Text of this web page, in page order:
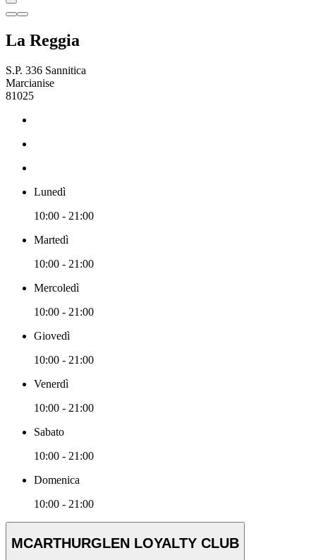
La Reggia
S.P. 336 Sannitica
Marcianise
81025
Lunedì
10:00 - 21:00
Martedì
10:00 - 21:00
Mercoledì
10:00 - 21:00
Giovedì
10:00 - 21:00
Venerdì
10:00 - 21:00
Sabato
10:00 - 21:00
Domenica
10:00 - 21:00
MCARTHURGLEN LOYALTY CLUB